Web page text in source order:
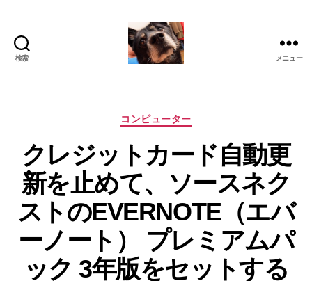
検索 メニュー
カ
ゴ
リ
コンピューター
クレジットカード自動更
新を止めて、ソースネク
ストのEVERNOTE（エバ
ーノート） プレミアムパ
ック 3年版をセットする